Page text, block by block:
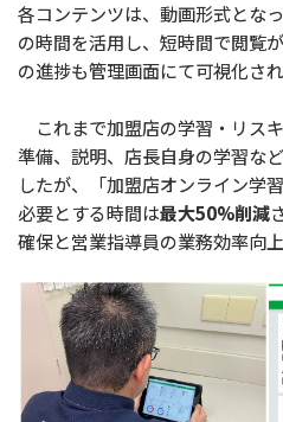
各コンテンツは、動画形式とな
の時間を活用し、短時間で閲覧
の進捗も管理画面にて可視化さ
これまで加盟店の学習・リス
準備、説明、店長自身の学習な
したが、「加盟店オンライン学
必要とする時間は最大50%削減
確保と営業指導員の業務効率向上